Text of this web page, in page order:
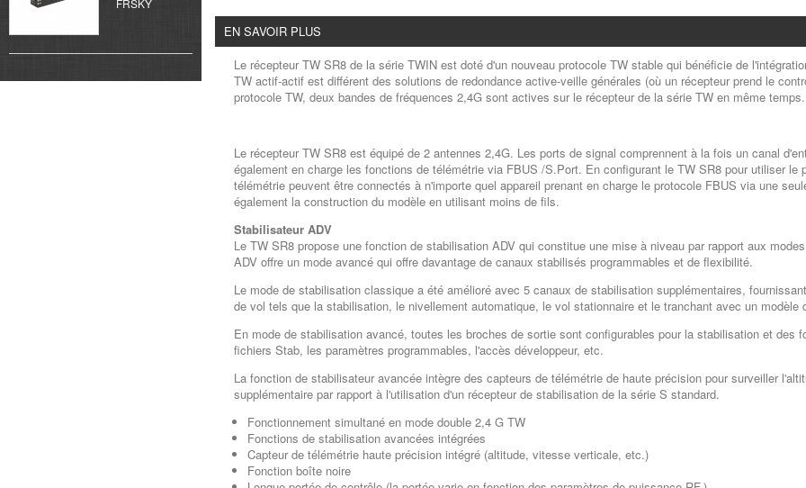
EN SAVOIR PLUS
Le récepteur TW SR8 de la série TWIN est doté d'un nouveau protocole TW stable qui bénéficie de
TW actif-actif est différent des solutions de redondance active-veille générales (où un récepteur prend le
protocole TW, deux bandes de fréquences 2,4G sont actives sur le récepteur de la série TW en même temps.
Le récepteur TW SR8 est équipé de 2 antennes 2,4G. Les ports de signal comprennent à la fois un canal
également en charge les fonctions de télémétrie via FBUS /S.Port. En configurant le TW SR8 pour utiliser
télémétrie peuvent être connectés à n'importe quel appareil prenant en charge le protocole FBUS via une
également la construction du modèle en utilisant moins de fils.
Stabilisateur ADV
Le TW SR8 propose une fonction de stabilisation ADV qui constitue une mise à niveau par rapport aux
ADV offre un mode avancé qui offre davantage de canaux stabilisés programmables et de flexibilité.
Le mode de stabilisation classique a été amélioré avec 5 canaux de stabilisation supplémentaires,
de vol tels que la stabilisation, le nivellement automatique, le vol stationnaire et le tranchant avec un modèle
En mode de stabilisation avancé, toutes les broches de sortie sont configurables pour la stabilisation et des
fichiers Stab, les paramètres programmables, l'accès développeur, etc.
La fonction de stabilisateur avancée intègre des capteurs de télémétrie de haute précision pour surveiller
supplémentaire par rapport à l'utilisation d'un récepteur de stabilisation de la série S standard.
Fonctionnement simultané en mode double 2,4 G TW
Fonctions de stabilisation avancées intégrées
Capteur de télémétrie haute précision intégré (altitude, vitesse verticale, etc.)
Fonction boîte noire